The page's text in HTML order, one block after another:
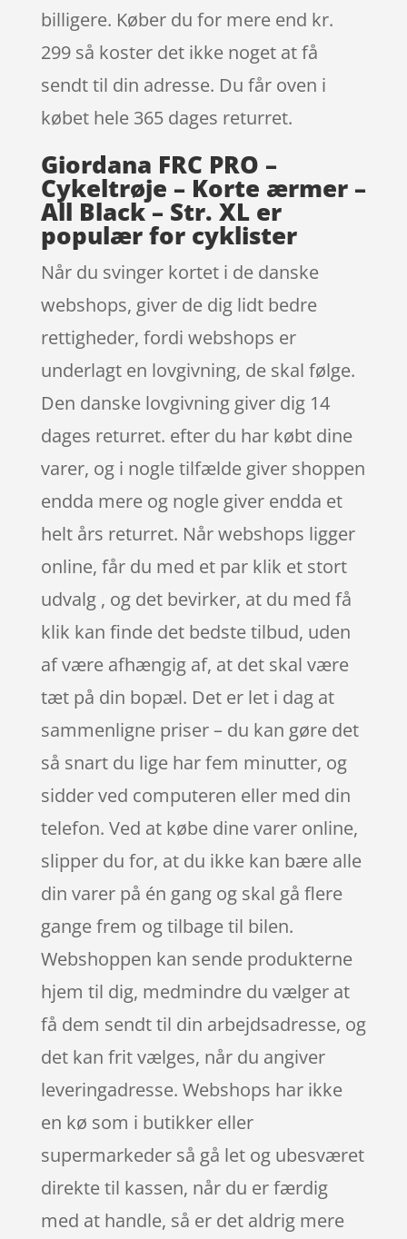
billigere. Køber du for mere end kr.
299 så koster det ikke noget at få
sendt til din adresse. Du får oven i
købet hele 365 dages returret.
Giordana FRC PRO –
Cykeltrøje – Korte ærmer –
All Black – Str. XL er
populær for cyklister
Når du svinger kortet i de danske
webshops, giver de dig lidt bedre
rettigheder, fordi webshops er
underlagt en lovgivning, de skal følge.
Den danske lovgivning giver dig 14
dages returret. efter du har købt dine
varer, og i nogle tilfælde giver shoppen
endda mere og nogle giver endda et
helt års returret. Når webshops ligger
online, får du med et par klik et stort
udvalg , og det bevirker, at du med få
klik kan finde det bedste tilbud, uden
af være afhængig af, at det skal være
tæt på din bopæl. Det er let i dag at
sammenligne priser – du kan gøre det
så snart du lige har fem minutter, og
sidder ved computeren eller med din
telefon. Ved at købe dine varer online,
slipper du for, at du ikke kan bære alle
din varer på én gang og skal gå flere
gange frem og tilbage til bilen.
Webshoppen kan sende produkterne
hjem til dig, medmindre du vælger at
få dem sendt til din arbejdsadresse, og
det kan frit vælges, når du angiver
leveringadresse. Webshops har ikke
en kø som i butikker eller
supermarkeder så gå let og ubesværet
direkte til kassen, når du er færdig
med at handle, så er det aldrig mere